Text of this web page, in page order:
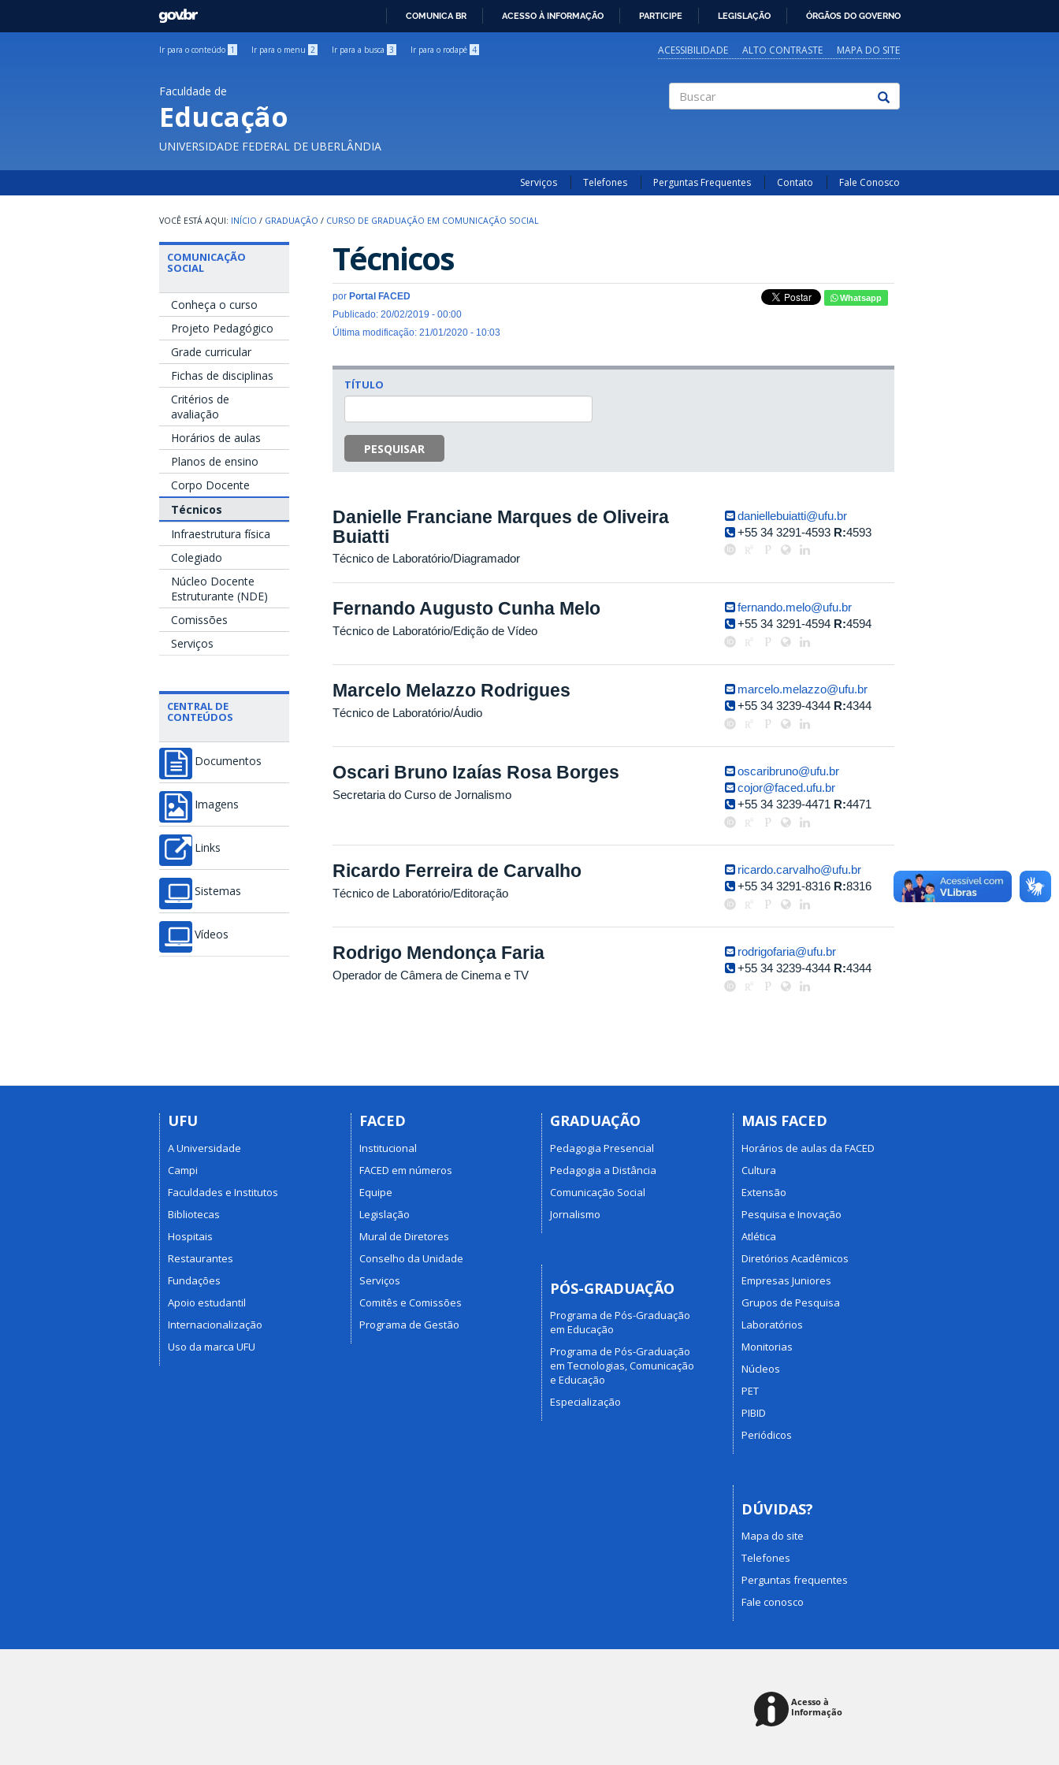
GOVBR
COMUNICA BR ACESSO À INFORMAÇÃO PARTICIPE LEGISLAÇÃO ÓRGÃOS DO GOVERNO
Ir para o conteúdo 1 Ir para o menu 2 Ir para a busca 3 Ir para o rodapé 4 ACESSIBILIDADE ALTO CONTRASTE MAPA DO SITE
Faculdade de
Educação
UNIVERSIDADE FEDERAL DE UBERLÂNDIA
Serviços Telefones Perguntas Frequentes Contato Fale Conosco
INÍCIO / GRADUAÇÃO / CURSO DE GRADUAÇÃO EM COMUNICAÇÃO SOCIAL
COMUNICAÇÃO
SOCIAL
Conheça o curso
Projeto Pedagógico
Grade curricular
Fichas de disciplinas
Critérios de
avaliação
Horários de aulas
Planos de ensino
Corpo Docente
Técnicos
Infraestrutura física
Colegiado
Núcleo Docente
Estruturante (NDE)
Comissões
Serviços
CENTRAL DE
CONTEÚDOS
Documentos
Imagens
Links
Sistemas
Vídeos
Técnicos
por Portal FACED
Publicado: 20/02/2019 - 00:00
Última modificação: 21/01/2020 - 10:03
Whatsapp
TÍTULO
PESQUISAR
Danielle Franciane Marques de Oliveira
Buiatti
Técnico de Laboratório/Diagramador
daniellebuiatti@ufu.br
+55 34 3291-4593 R:4593
Fernando Augusto Cunha Melo
Técnico de Laboratório/Edição de Vídeo
fernando.melo@ufu.br
+55 34 3291-4594 R:4594
Marcelo Melazzo Rodrigues
Técnico de Laboratório/Áudio
marcelo.melazzo@ufu.br
+55 34 3239-4344 R:4344
Oscari Bruno Izaías Rosa Borges
Secretaria do Curso de Jornalismo
oscaribruno@ufu.br
cojor@faced.ufu.br
+55 34 3239-4471 R:4471
Ricardo Ferreira de Carvalho
Técnico de Laboratório/Editoração
ricardo.carvalho@ufu.br
+55 34 3291-8316 R:8316
Rodrigo Mendonça Faria
Operador de Câmera de Cinema e TV
rodrigofaria@ufu.br
+55 34 3239-4344 R:4344
UFU
A Universidade
Campi
Faculdades e Institutos
Bibliotecas
Hospitais
Restaurantes
Fundações
Apoio estudantil
Internacionalização
Uso da marca UFU
FACED
Institucional
FACED em números
Equipe
Legislação
Mural de Diretores
Conselho da Unidade
Serviços
Comitês e Comissões
Programa de Gestão
GRADUAÇÃO
Pedagogia Presencial
Pedagogia a Distância
Comunicação Social
Jornalismo
PÓS-GRADUAÇÃO
Programa de Pós-Graduação
em Educação
Programa de Pós-Graduação
em Tecnologias, Comunicação
e Educação
Especialização
MAIS FACED
Horários de aulas da FACED
Cultura
Extensão
Pesquisa e Inovação
Atlética
Diretórios Acadêmicos
Empresas Juniores
Grupos de Pesquisa
Laboratórios
Monitorias
Núcleos
PET
PIBID
Periódicos
DÚVIDAS?
Mapa do site
Telefones
Perguntas frequentes
Fale conosco